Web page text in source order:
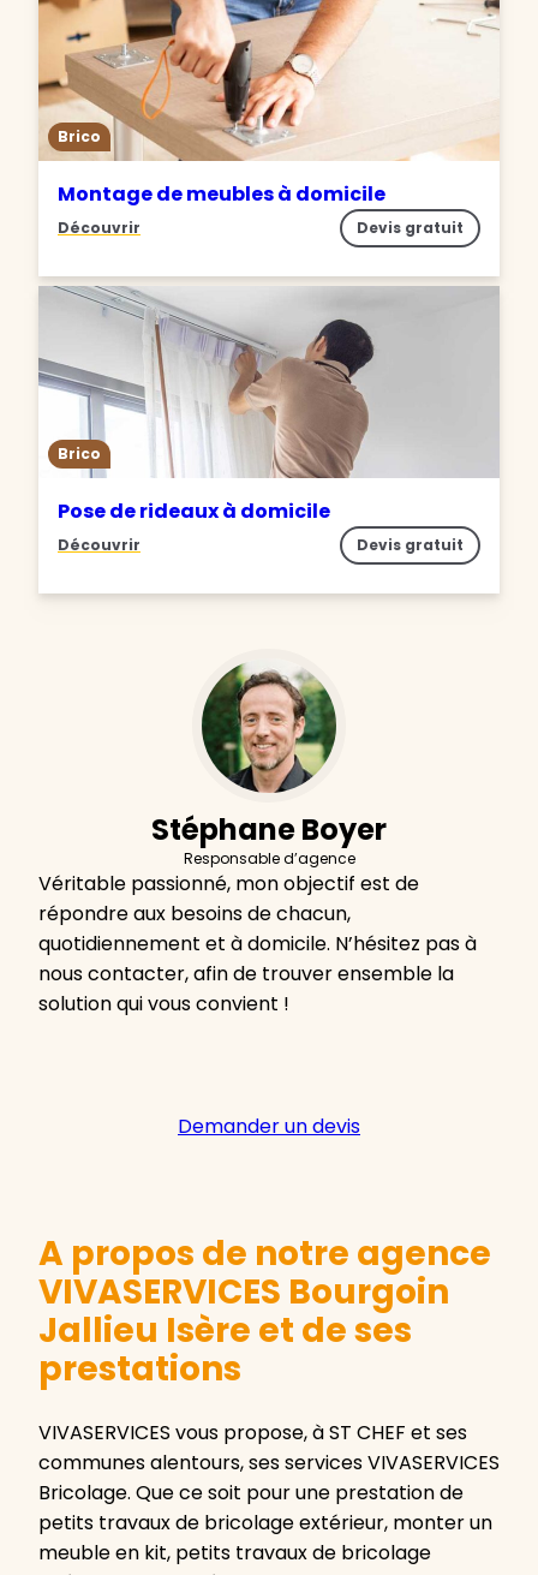
Brico
Montage de meubles à domicile
Découvrir Devis gratuit
Brico
Pose de rideaux à domicile
Découvrir Devis gratuit
Stéphane Boyer
Responsable d’agence
Véritable passionné, mon objectif est de
répondre aux besoins de chacun,
quotidiennement et à domicile. N’hésitez pas à
nous contacter, afin de trouver ensemble la
solution qui vous convient !
Demander un devis
A propos de notre agence
VIVASERVICES Bourgoin
Jallieu Isère et de ses
prestations
VIVASERVICES vous propose, à ST CHEF et ses
communes alentours, ses services VIVASERVICES
Bricolage. Que ce soit pour une prestation de
petits travaux de bricolage extérieur, monter un
meuble en kit, petits travaux de bricolage